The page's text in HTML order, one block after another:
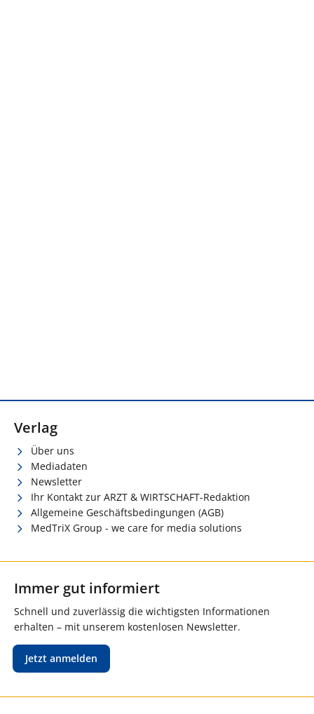
Verlag
Über uns
Mediadaten
Newsletter
Ihr Kontakt zur ARZT & WIRTSCHAFT-Redaktion
Allgemeine Geschäftsbedingungen (AGB)
MedTriX Group - we care for media solutions
Immer gut informiert
Schnell und zuverlässig die wichtigsten Informationen
erhalten – mit unserem kostenlosen Newsletter.
Jetzt anmelden